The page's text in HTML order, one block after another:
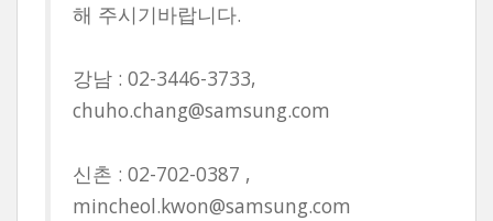
해 주시기바랍니다.
강남 : 02-3446-3733,
chuho.chang@samsung.com
신촌 : 02-702-0387 ,
mincheol.kwon@samsung.com